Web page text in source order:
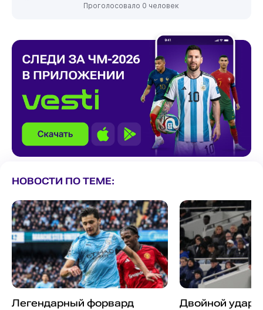
Проголосовало 0 человек
НОВОСТИ ПО ТЕМЕ:
Легендарный форвард
Двойной удар